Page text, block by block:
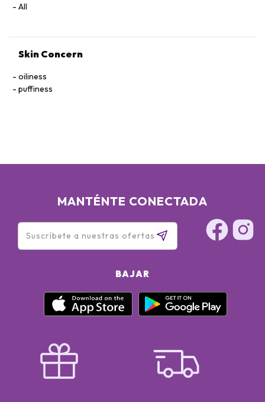
All
Skin Concern
oiliness
puffiness
MANTÉNTE CONECTADA
BAJAR